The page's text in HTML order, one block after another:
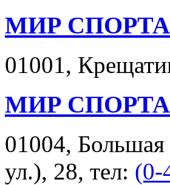
МИР
01001,
МИР
01004, Большая
ул.), 28, тел: (0-